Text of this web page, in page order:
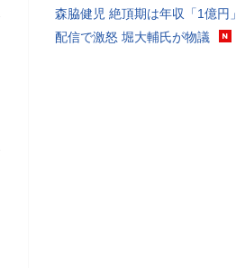
森脇健児 絶頂期は年収「1億円」
配信で激怒 堀大輔氏が物議